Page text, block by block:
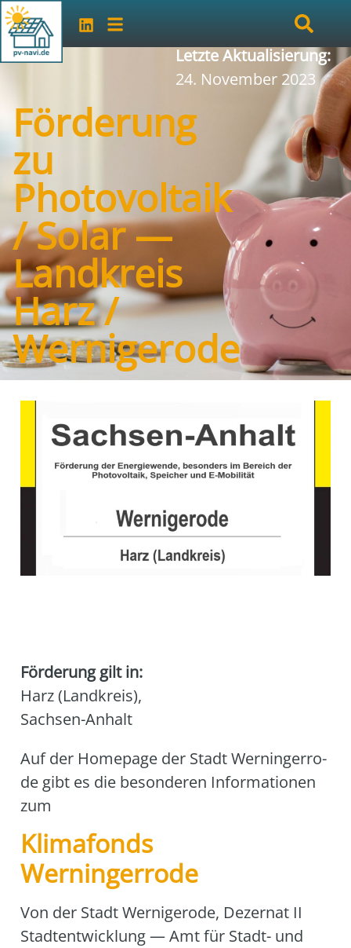
Förderung
zu
Photovoltaik
/ Solar —
Landkreis
Harz /
Wernigerode
Letzte Aktualisierung:
24. November 2023
Auf der Home­page der Stadt Wer­nin­ger­ro­
de gibt es die beson­de­ren Infor­ma­tio­nen
zum
Klimafonds
Werningerrode
Von der Stadt Wer­ni­ge­ro­de, Dezer­nat II
Stadt­ent­wick­lung — Amt für Stadt- und
Förderung gilt in:
Harz (Landkreis),
Sachsen-Anhalt